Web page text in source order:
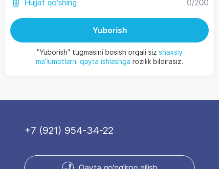
Hujjat qo'shing 0/200
Yuborish
"Yuborish" tugmasini bosish orqali siz shaxsiy
ma’lumotlarni qayta ishlashga rozilik bildirasiz.
+7 (921) 954-34-22